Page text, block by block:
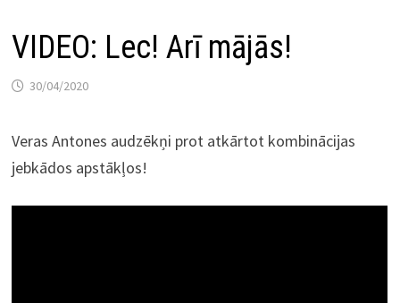
VIDEO: Lec! Arī mājās!
30/04/2020
Veras Antones audzēkņi prot atkārtot kombinācijas
jebkādos apstākļos!